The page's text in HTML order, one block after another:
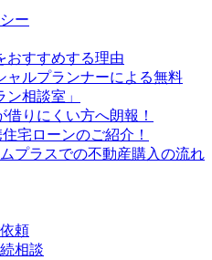
ー
おすすめする理由
ャルプランナーによる無料
ン相談室」
借りにくい方へ朗報！
宅ローンのご紹介！
プラスでの不動産購入の流れ
頼
相談